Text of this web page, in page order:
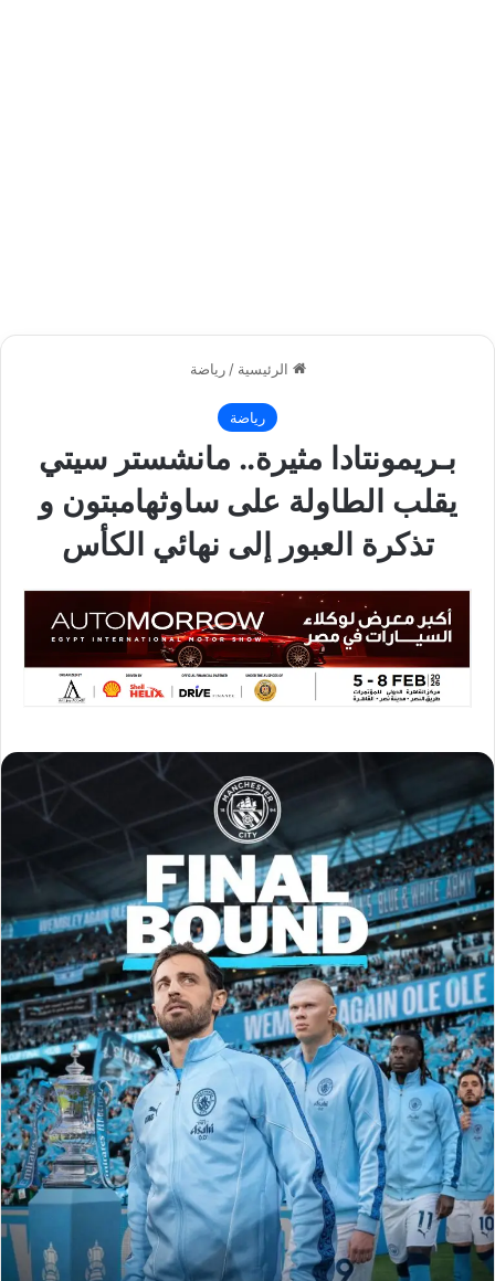
الرئيسية / رياضة
رياضة
بـريمونتادا مثيرة.. مانشستر سيتي
يقلب الطاولة على ساوثهامبتون و
تذكرة العبور إلى نهائي الكأس